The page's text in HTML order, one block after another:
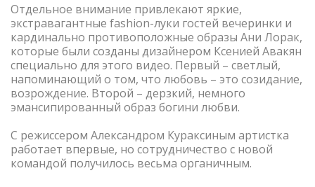
Отдельное внимание привлекают яркие,
экстравагантные fashion-луки гостей вечеринки и
кардинально противоположные образы Ани Лорак,
которые были созданы дизайнером Ксенией Авакян
специально для этого видео. Первый – светлый,
напоминающий о том, что любовь – это созидание,
возрождение. Второй – дерзкий, немного
эмансипированный образ богини любви.
С режиссером Александром Кураксиным артистка
работает впервые, но сотрудничество с новой
командой получилось весьма органичным.